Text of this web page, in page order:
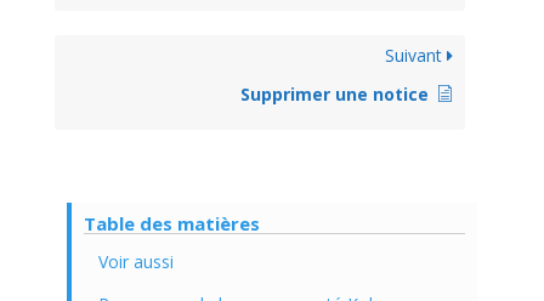
Suivant
Supprimer une notice
Table des matières
Voir aussi